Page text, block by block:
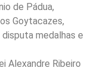
de Pádua,
Goytacazes,
medalhas e
Alexandre Ribeiro